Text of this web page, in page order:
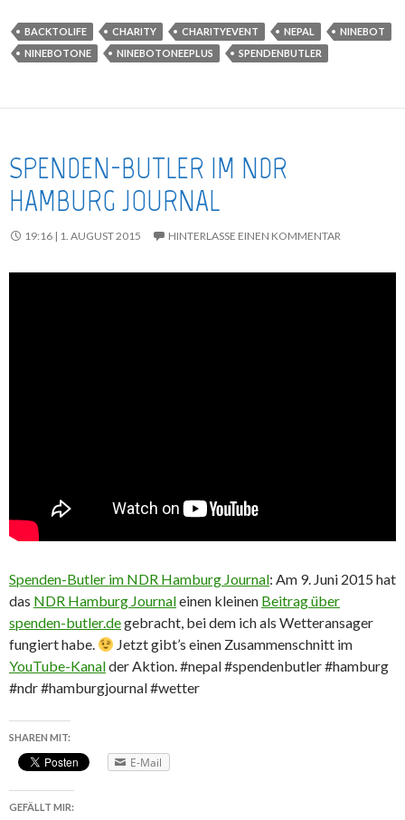
BACKTOLIFE CHARITY CHARITYEVENT NEPAL
NINEBOT
NINEBOTONE
NINEBOTONEEPLUS SPENDENBUTLER
SPENDEN-BUTLER IM NDR
HAMBURG JOURNAL
19:16 | 1. AUGUST 2015 HINTERLASSE EINEN KOMMENTAR
Spenden-Butler im NDR Hamburg Journal: Am 9. Juni 2015 hat
das NDR Hamburg Journaleinen kleinen Beitrag über
spenden-butler.degebracht, bei dem ich als Wetteransager
fungiert habe.
Jetzt gibt’s einen Zusammenschnitt im
YouTube-Kanalder Aktion. #nepal #spendenbutler #hamburg
#ndr #hamburgjournal #wetter
SHAREN MIT:
E-Mail
GEFÄLLT MIR: